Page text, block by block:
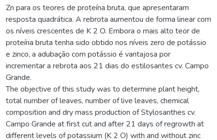
Zn para os teores de proteína bruta, que apresentaram
resposta quadrática. A rebrota aumentou de forma linear com
os níveis crescentes de K 2 O. Embora o mais alto teor de
proteína bruta tenha sido obtido nos níveis zero de potássio
e zinco, a adubação com potássio é vantajosa por
incrementar a rebrota aos 21 dias do estilosantes cv. Campo
Grande.
The objective of this study was to determine plant height,
total number of leaves, number of live leaves, chemical
composition and dry mass production of Stylosanthes cv.
Campo Grande at first cut and after 21 days of regrowth at
different levels of potassium (K 2 O) with and without zinc